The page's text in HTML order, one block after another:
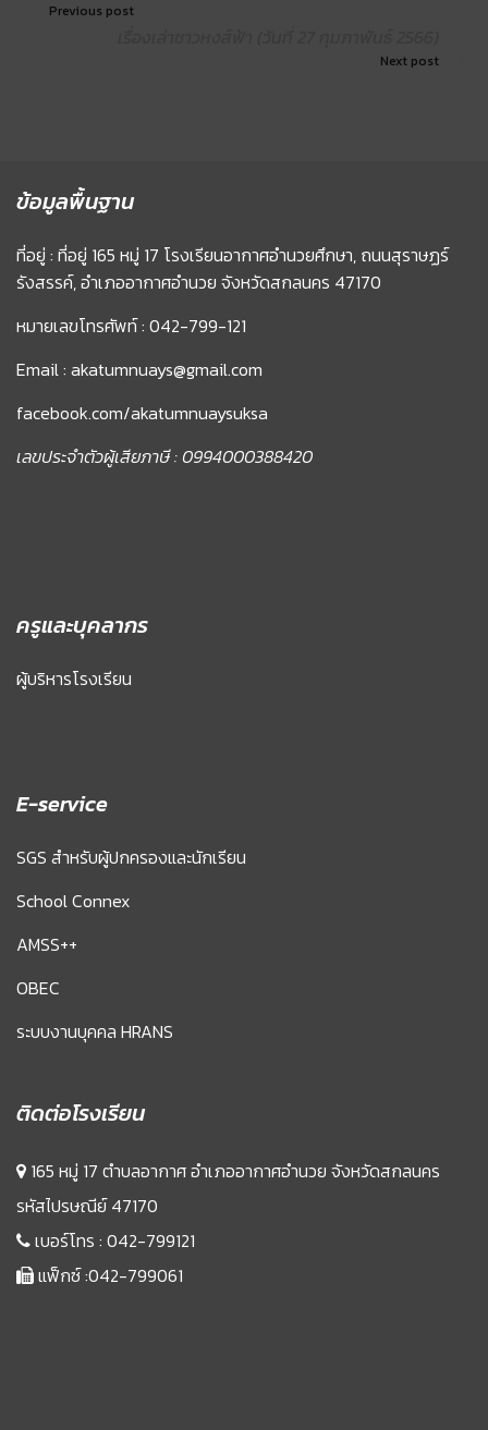
Previous post
Next post
ข้อมูลพื้นฐาน
ที่อยู่ : ที่อยู่ 165 หมู่ 17 โรงเรียนอากาศอำนวยศึกษา, ถนนสุราษฏร์
รังสรรค์, อำเภออากาศอำนวย จังหวัดสกลนคร 47170
หมายเลขโทรศัพท์ : 042-799-121
Email : akatumnuays@gmail.com
facebook.com/akatumnuaysuksa
เลขประจำตัวผู้เสียภาษี : 0994000388420
ครูและบุคลากร
ผู้บริหารโรงเรียน
E-service
SGS สำหรับผู้ปกครองและนักเรียน
School Connex
AMSS++
OBEC
ระบบงานบุคคล HRANS
ติดต่อโรงเรียน
165 หมู่ 17 ตำบลอากาศ อำเภออากาศอำนวย จังหวัดสกลนคร
รหัสไปรษณีย์ 47170
เบอร์โทร : 042-799121
แฟ็กซ์ :042-799061